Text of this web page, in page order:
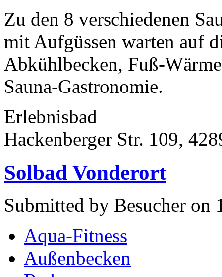
Zu den 8 verschiedenen
mit Aufgüssen warten auf
Abkühlbecken, Fuß-
Sauna-Gastronomie.
Erlebnisbad
Hackenberger Str. 109,
Solbad Vonderort
Submitted by Besucher on
Aqua-Fitness
Außenbecken